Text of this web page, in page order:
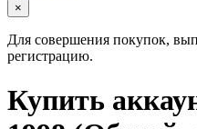
×
Для совершения покупок,
регистрацию.
Купить